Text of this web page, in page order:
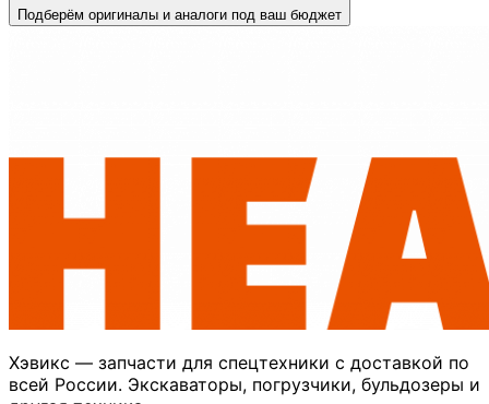
Подберём оригиналы и аналоги под ваш бюджет
Хэвикс — запчасти для спецтехники с доставкой по
всей России. Экскаваторы, погрузчики, бульдозеры и